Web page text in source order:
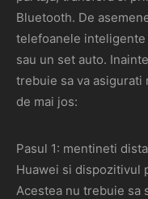
Bluetooth. De
telefoanele inteligente
sau un set auto.
trebuie sa va asigurati
de mai jos:
Pasul 1: mentineti
Huawei si dispozitivul
Acestea nu trebuie sa